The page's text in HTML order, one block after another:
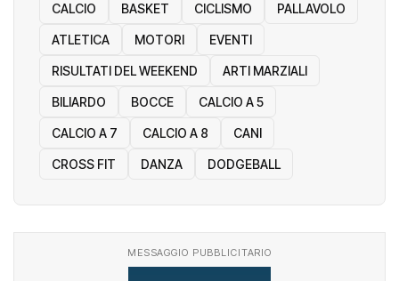
CALCIO BASKET CICLISMO PALLAVOLO
ATLETICA MOTORI EVENTI
RISULTATI DEL WEEKEND ARTI MARZIALI
BILIARDO BOCCE CALCIO A 5
CALCIO A 7 CALCIO A 8 CANI
CROSS FIT DANZA DODGEBALL
MESSAGGIO PUBBLICITARIO